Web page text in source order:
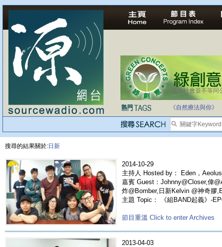
法治社會並不等同
《自然療法與你》
搜尋的結果關於:日新
2014-10-29
主持人 Hosted by： Eden，Aeolus
嘉賓 Guest：Johnny@Closer,偉
炸@Bomber,日新Kelvin @神奇膠
主題 Topic： 《組BAND起義》-
節目重溫 Click to enter Archives
2013-04-03